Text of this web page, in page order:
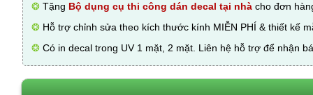
❂ Tặng Bộ dụng cụ thi công dán decal tại nhà cho đơn
❂ Hỗ trợ chỉnh sửa theo kích thước kính MIỄN PHÍ & thiết kế
❂ Có in decal trong UV 1 mặt, 2 mặt. Liên hệ hỗ trợ để nhận